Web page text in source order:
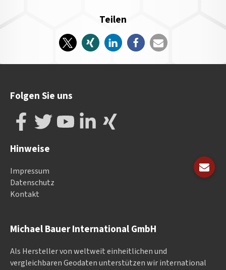
Teilen
Michael Bauer International GmbH
Als Hersteller von weltweit einheitlichen und
vergleichbaren Geodaten un­ter­stüt­zen wir in­ter­na­tional
Folgen Sie uns
Hinweise
Impressum
Datenschutz
Kontakt